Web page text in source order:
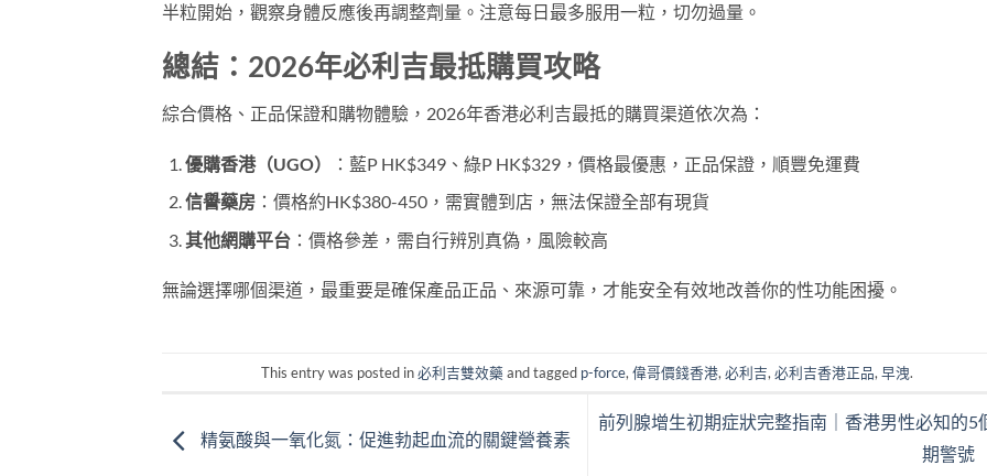
半粒開始，觀察身體反應後再調整劑量。注意每日最多服用一粒，切勿過量。
總結：2026年必利吉最抵購買攻略
綜合價格、正品保證和購物體驗，2026年香港必利吉最抵的購買渠道依次為：
優購香港（UGO）
：藍P HK$349、綠P HK$329，價格最優惠，正品保證，順豐免運費
信譽藥房：價格約HK$380-450，需實體到店，無法保證全部有現貨
其他網購平台：價格參差，需自行辨別真偽，風險較高
無論選擇哪個渠道，最重要是確保產品正品、來源可靠，才能安全有效地改善你的性功能困擾。
This entry was posted in必利吉雙效藥 and tagged p-force,偉哥價錢香港,必利吉,必利吉香港正品,早洩.
精氨酸與一氧化氮：促進勃起血流的關鍵營養素
前列腺增生初期症狀完整指南｜香港男性必知的5
期警號